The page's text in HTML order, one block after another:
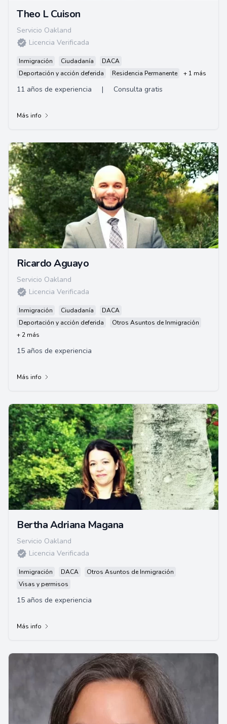
Theo L Cuison
Servicio Oakland
Licencia Verificada
Inmigración Ciudadanía
DACA
Deportación y acción deferida
Residencia Permanente + 1 más
11 años de experiencia | Consulta gratis
Más info
Ricardo Aguayo
Servicio Oakland
Licencia Verificada
Inmigración Ciudadanía
DACA
Deportación y acción deferida
Otros Asuntos de Inmigración
+ 2 más
15 años de experiencia
Más info
Bertha Adriana Magana
Servicio Oakland
Licencia Verificada
Inmigración DACA
Otros Asuntos de Inmigración
Visas y permisos
15 años de experiencia
Más info